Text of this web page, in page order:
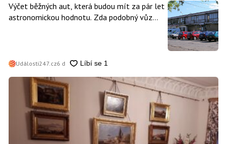
Výčet běžných aut, která budou mít za pár let
astronomickou hodnotu. Zda podobný vůz
Události247.cz6 d